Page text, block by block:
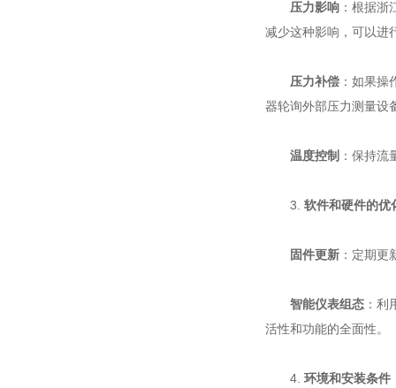
压力影响 ：根据
减少这种影响，可以进
压力补偿 ：如果
器轮询外部压力测量设
温度控制 ：保持
3. 软件和硬件的优
固件更新 ：定期
智能仪表组态 ：
活性和功能的全面性。
4. 环境和安装条件